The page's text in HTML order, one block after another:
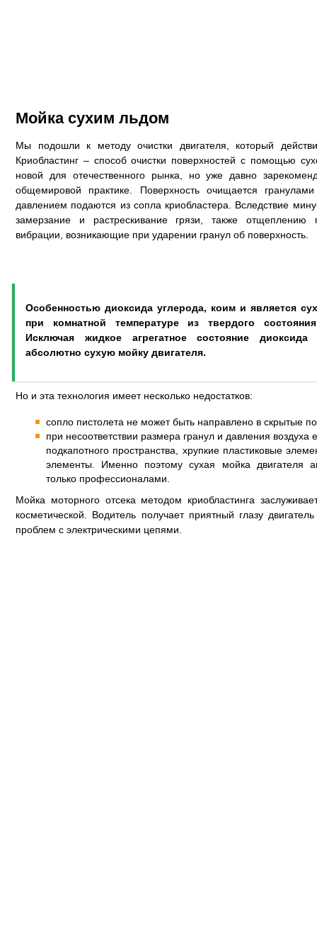
Мойка сухим льдом
Мы подошли к методу очистки двигателя, который
Криобластинг – способ очистки поверхностей с помощью
новой для отечественного рынка, но уже давно
общемировой практике. Поверхность очищается
давлением подаются из сопла криобластера. Вследствие
замерзание и растрескивание грязи, также отщеплению
вибрации, возникающие при ударении гранул об поверхность.
Особенностью диоксида углерода, коим и является
при комнатной температуре из твердого
Исключая жидкое агрегатное состояние
абсолютно сухую мойку двигателя.
Но и эта технология имеет несколько недостатков:
сопло пистолета не может быть направлено в скрытые
при несоответствии размера гранул и давления
подкапотного пространства, хрупкие пластиковые
элементы. Именно поэтому сухая мойка двигателя
только профессионалами.
Мойка моторного отсека методом криобластинга
косметической. Водитель получает приятный глазу
проблем с электрическими цепями.